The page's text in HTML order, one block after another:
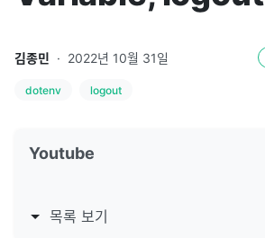
김종민 · 2022년 10월 31일
dotenv logout
Youtube
목록 보기